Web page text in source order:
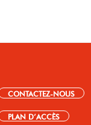
CONTACTEZ-NOUS
PLAN D’ACCÈS